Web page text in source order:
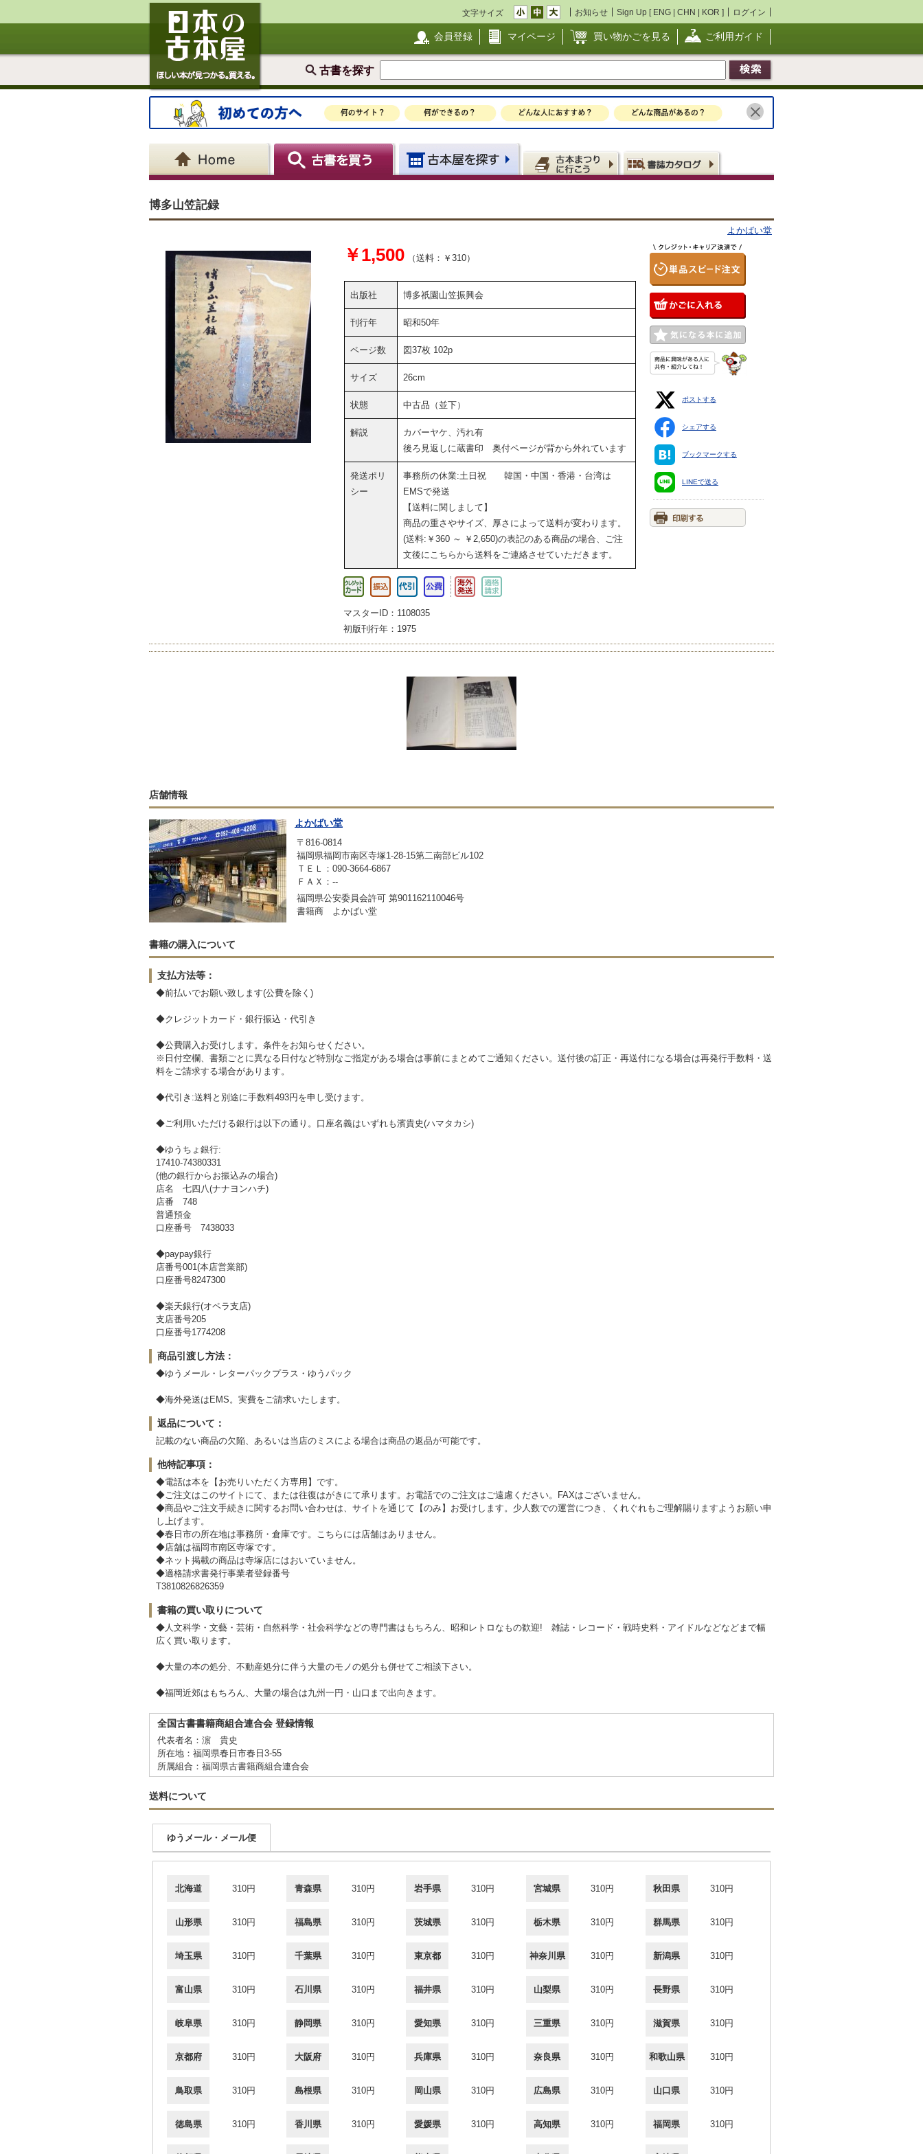
文字サイズ お知らせ Sign Up [ ENG | CHN | KOR ] ログイン
会員登録 マイページ 買い物かごを見る ご利用ガイド
古書を探す
博多山笠記録
よかばい堂
￥1,500 （送料：￥310）
出版社 博多祇園山笠振興会
刊行年 昭和50年
ページ数 図37枚 102p
サイズ 26cm
状態 中古品（並下）
解説
カバーヤケ、汚れ有
後ろ見返しに蔵書印 奥付ページが背から外れています
発送ポリ
シー
事務所の休業:土日祝 韓国・中国・香港・台湾は
EMSで発送
【送料に関しまして】
商品の重さやサイズ、厚さによって送料が変わります。
(送料:￥360 ～ ￥2,650)の表記のある商品の場合、ご注
文後にこちらから送料をご連絡させていただきます。
マスターID：1108035
初版刊行年：1975
ポストする
シェアする
ブックマークする
LINEで送る
店舗情報
よかばい堂
〒816-0814
福岡県福岡市南区寺塚1-28-15第二南部ビル102
ＴＥＬ：090-3664-6867
ＦＡＸ：--
福岡県公安委員会許可 第901162110046号
書籍商 よかばい堂
書籍の購入について
支払方法等：
◆前払いでお願い致します(公費を除く)
◆クレジットカード・銀行振込・代引き
◆公費購入お受けします。条件をお知らせください。
※日付空欄、書類ごとに異なる日付など特別なご指定がある場合は事前にまとめてご通知ください。送付後の訂正・再送付になる場合は再発行手数料・送
料をご請求する場合があります。
◆代引き:送料と別途に手数料493円を申し受けます。
◆ご利用いただける銀行は以下の通り。口座名義はいずれも濱貴史(ハマタカシ)
◆ゆうちょ銀行:
17410-74380331
(他の銀行からお振込みの場合)
店名 七四八(ナナヨンハチ)
店番 748
普通預金
口座番号 7438033
◆paypay銀行
店番号001(本店営業部)
口座番号8247300
◆楽天銀行(オペラ支店)
支店番号205
口座番号1774208
商品引渡し方法：
◆ゆうメール・レターパックプラス・ゆうパック
◆海外発送はEMS。実費をご請求いたします。
返品について：
記載のない商品の欠陥、あるいは当店のミスによる場合は商品の返品が可能です。
他特記事項：
◆電話は本を【お売りいただく方専用】です。
◆ご注文はこのサイトにて、または往復はがきにて承ります。お電話でのご注文はご遠慮ください。FAXはございません。
◆商品やご注文手続きに関するお問い合わせは、サイトを通じて【のみ】お受けします。少人数での運営につき、くれぐれもご理解賜りますようお願い申
し上げます。
◆春日市の所在地は事務所・倉庫です。こちらには店舗はありません。
◆店舗は福岡市南区寺塚です。
◆ネット掲載の商品は寺塚店にはおいていません。
◆適格請求書発行事業者登録番号
T3810826826359
書籍の買い取りについて
◆人文科学・文藝・芸術・自然科学・社会科学などの専門書はもちろん、昭和レトロなもの歓迎! 雑誌・レコード・戦時史料・アイドルなどなどまで幅
広く買い取ります。
◆大量の本の処分、不動産処分に伴う大量のモノの処分も併せてご相談下さい。
◆福岡近郊はもちろん、大量の場合は九州一円・山口まで出向きます。
全国古書書籍商組合連合会 登録情報
代表者名：濵 貴史
所在地：福岡県春日市春日3-55
所属組合：福岡県古書籍商組合連合会
送料について
ゆうメール・メール便
北海道 310円 青森県 310円 岩手県 310円 宮城県 310円 秋田県 310円
山形県 310円 福島県 310円 茨城県 310円 栃木県 310円 群馬県 310円
埼玉県 310円 千葉県 310円 東京都 310円 神奈川県 310円 新潟県 310円
富山県 310円 石川県 310円 福井県 310円 山梨県 310円 長野県 310円
岐阜県 310円 静岡県 310円 愛知県 310円 三重県 310円 滋賀県 310円
京都府 310円 大阪府 310円 兵庫県 310円 奈良県 310円 和歌山県 310円
鳥取県 310円 島根県 310円 岡山県 310円 広島県 310円 山口県 310円
徳島県 310円 香川県 310円 愛媛県 310円 高知県 310円 福岡県 310円